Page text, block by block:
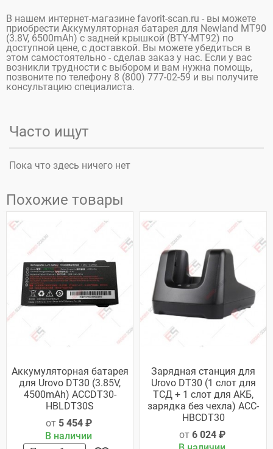
В нашем интернет-магазине favorit-scan.ru - вы можете
приобрести Аккумуляторная батарея для Newland MT90
(3.8V, 6500mAh) с задней крышкой (BTY-MT92) по
доступной цене, с доставкой. Вы можете убедиться в
этом самостоятельно - сделав заказ у нас. Если у вас
возникли трудности с выбором и вам нужна помощь,
позвоните по телефону 8 (800) 777-02-59 и вы получите
консультацию специалиста.
Часто ищут
Пока что здесь ничего нет
Похожие товары
Аккумуляторная батарея
для Urovo DT30 (3.85V,
4500mAh) ACCDT30-
HBLDT30S
от 5 454 ₽
В наличии
Зарядная станция для
Urovo DT30 (1 слот для
ТСД + 1 слот для АКБ,
зарядка без чехла) ACC-
HBCDT30
от 6 024 ₽